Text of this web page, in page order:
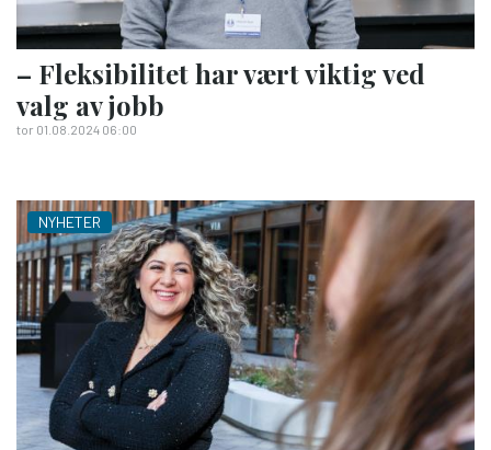
– Fleksibilitet har vært viktig ved
valg av jobb
tor 01.08.2024 06:00
NYHETER